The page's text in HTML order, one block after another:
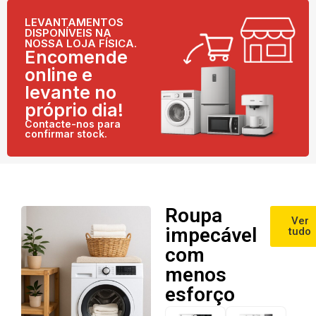
LEVANTAMENTOS
DISPONÍVEIS NA
NOSSA LOJA FÍSICA.
Encomende
online e
levante no
próprio dia!
Contacte-nos para
confirmar stock.
Roupa
impecável
com
menos
esforço
Ver
tudo